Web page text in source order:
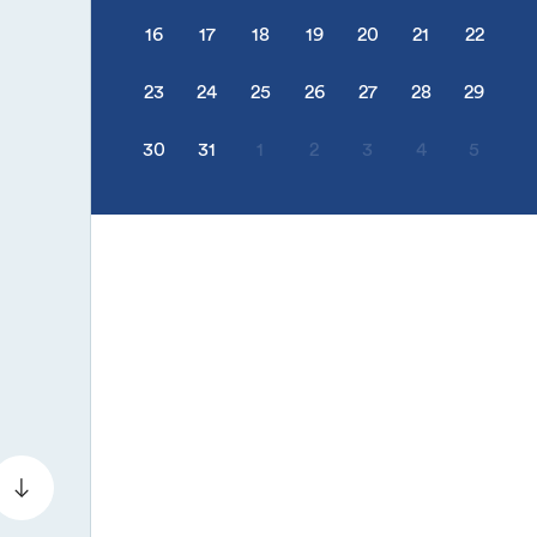
16 17 18 19 20 21 22
23 24 25 26 27 28 29
30 31 1 2 3 4 5